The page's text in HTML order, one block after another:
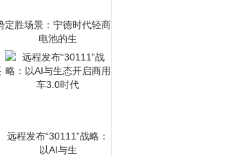
定胜场景：宁德时代轻商
电池的生
远程发布“30111”战略：
以AI与生